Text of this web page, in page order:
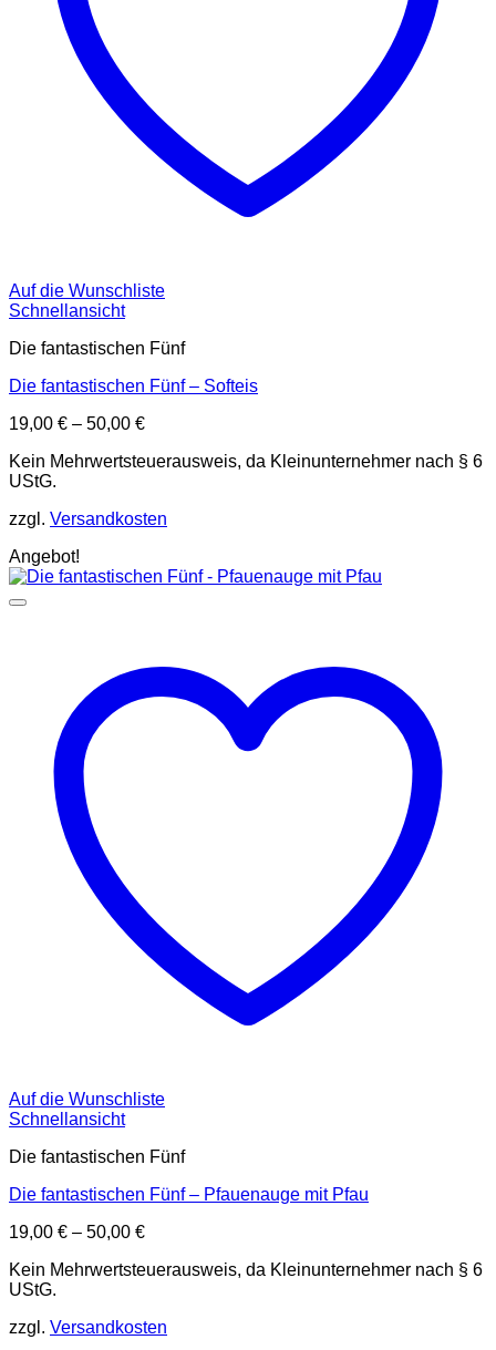
Auf die Wunschliste
Schnellansicht
Die fantastischen Fünf
Die fantastischen Fünf – Softeis
19,00 € – 50,00 €
Kein Mehrwertsteuerausweis, da Kleinunternehmer nach § 6
UStG.
zzgl. Versandkosten
Angebot!
Auf die Wunschliste
Schnellansicht
Die fantastischen Fünf
Die fantastischen Fünf – Pfauenauge mit Pfau
19,00 € – 50,00 €
Kein Mehrwertsteuerausweis, da Kleinunternehmer nach § 6
UStG.
zzgl. Versandkosten